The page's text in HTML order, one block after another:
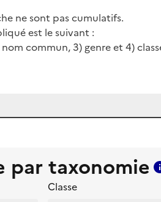
ne sont pas cumulatifs.
est le suivant :
commun, 3) genre et 4)
par taxonomie
Classe